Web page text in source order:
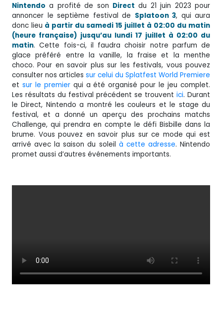
Nintendo a profité de son Direct du 21 juin 2023 pour
annoncer le septième festival de Splatoon 3, qui aura
donc lieu à partir du samedi 15 juillet à 02:00 du matin
(heure française) jusqu’au lundi 17 juillet à 02:00 du
matin. Cette fois-ci, il faudra choisir notre parfum de
glace préféré entre la vanille, la fraise et la menthe
choco. Pour en savoir plus sur les festivals, vous pouvez
consulter nos articles sur celui du Splatfest World Premiere
et sur le premierqui a été organisé pour le jeu complet.
Les résultats du festival précédent se trouvent ici. Durant
le Direct, Nintendo a montré les couleurs et le stage du
festival, et a donné un aperçu des prochains matchs
Challenge, qui prendra en compte le défi Bisbille dans la
brume. Vous pouvez en savoir plus sur ce mode qui est
arrivé avec la saison du soleil à cette adresse. Nintendo
promet aussi d’autres événements importants.